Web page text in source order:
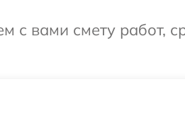
с вами смету работ,